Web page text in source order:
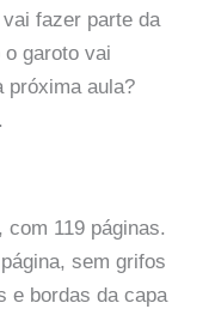
fazer parte da
o garoto vai
próxima aula?
119 páginas.
sem grifos
e bordas da capa